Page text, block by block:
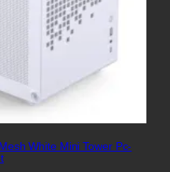
White Mini Tower Pc-